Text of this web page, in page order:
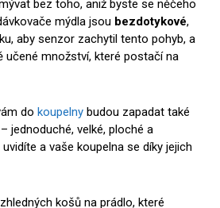
bez toho, aniž byste se něčeho
mýdla jsou bezdotykové,
aby senzor zachytil tento pohyb, a
učené množství, které postačí na
do koupelny budou zapadat také
jednoduché, velké, ploché a
a vaše koupelna se díky jejich
košů na prádlo, které